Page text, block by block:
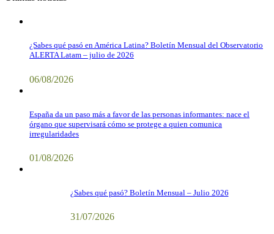
¿Sabes qué pasó en América Latina? Boletín Mensual del Observatorio
ALERTA Latam – julio de 2026
06/08/2026
España da un paso más a favor de las personas informantes: nace el
órgano que supervisará cómo se protege a quien comunica
irregularidades
01/08/2026
¿Sabes qué pasó? Boletín Mensual – Julio 2026
31/07/2026